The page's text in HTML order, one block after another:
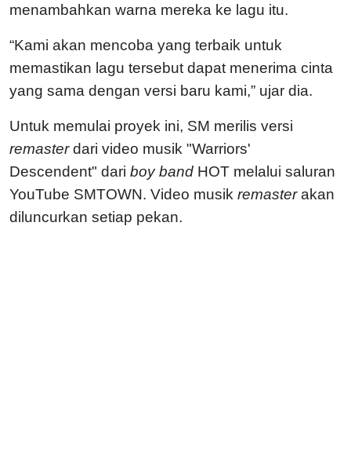
menambahkan warna mereka ke lagu itu.
“Kami akan mencoba yang terbaik untuk
memastikan lagu tersebut dapat menerima cinta
yang sama dengan versi baru kami,” ujar dia.
Untuk memulai proyek ini, SM merilis versi
remasterdari video musik "Warriors'
Descendent" dari boy band HOT melalui saluran
YouTube SMTOWN. Video musik remasterakan
diluncurkan setiap pekan.